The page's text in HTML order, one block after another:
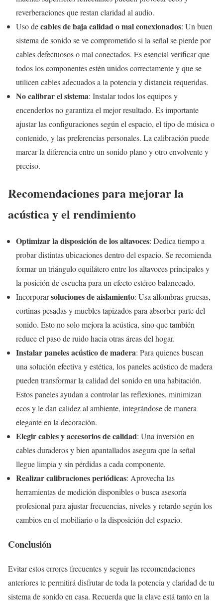
reverberaciones que restan claridad al audio.
Uso decables de baja calidad o mal conexionados: Un buen
sistema de sonido se ve comprometido si la señal se pierde por
cables defectuosos o mal conectados. Es esencial verificar que
todos los componentes estén unidos correctamente y que se
utilicen cables adecuados a la potencia y distancia requeridas.
No calibrar el sistema: Instalar todos los equipos y
encenderlos no garantiza el mejor resultado. Es importante
ajustar las configuraciones según el espacio, el tipo de música o
contenido, y las preferencias personales. La calibración puede
marcar la diferencia entre un sonido plano y otro envolvente y
preciso.
Recomendaciones para mejorar la
acústica y el rendimiento
Optimizar la disposición de los altavoces: Dedica tiempo a
probar distintas ubicaciones dentro del espacio. Se recomienda
formar un triángulo equilátero entre los altavoces principales y
la posición de escucha para un efecto estéreo balanceado.
Incorporarsoluciones de aislamiento: Usa alfombras gruesas,
cortinas pesadas y muebles tapizados para absorber parte del
sonido. Esto no solo mejora la acústica, sino que también
reduce el paso de ruido hacia otras áreas del hogar.
Instalar paneles acústico de madera: Para quienes buscan
una solución efectiva y estética, los paneles acústico de madera
pueden transformar la calidad del sonido en una habitación.
Estos paneles ayudan a controlar las reflexiones, minimizan
ecos y le dan calidez al ambiente, integrándose de manera
elegante en la decoración.
Elegir cables y accesorios de calidad: Una inversión en
cables duraderos y bien apantallados asegura que la señal
llegue limpia y sin pérdidas a cada componente.
Realizar calibraciones periódicas: Aprovecha las
herramientas de medición disponibles o busca asesoría
profesional para ajustar frecuencias, niveles y retardo según los
cambios en el mobiliario o la disposición del espacio.
Conclusión
Evitar estos errores frecuentes y seguir las recomendaciones
anteriores te permitirá disfrutar de toda la potencia y claridad de tu
sistema de sonido en casa. Recuerda que la clave está tanto en la